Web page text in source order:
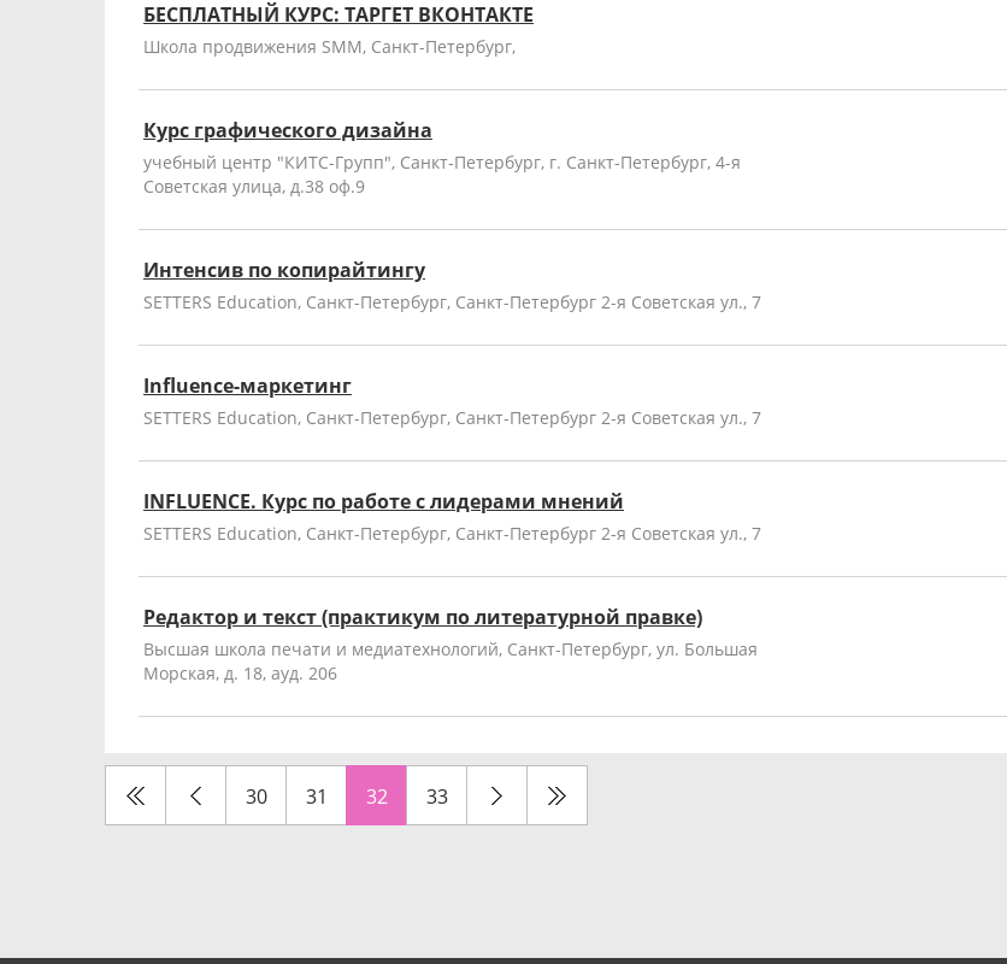
БЕСПЛАТНЫЙ КУРС: ТАРГЕТ ВКОНТАКТЕ
Школа продвижения SMM, Санкт-Петербург,
Курс графического дизайна
учебный центр "КИТС-Групп", Санкт-Петербург, г. Санкт-Петербург, 4-я
Советская улица, д.38 оф.9
Интенсив по копирайтингу
SETTERS Education, Санкт-Петербург, Санкт-Петербург 2-я Советская ул., 7
Influence-маркетинг
SETTERS Education, Санкт-Петербург, Санкт-Петербург 2-я Советская ул., 7
INFLUENCE. Курс по работе с лидерами мнений
SETTERS Education, Санкт-Петербург, Санкт-Петербург 2-я Советская ул., 7
Редактор и текст (практикум по литературной правке)
Высшая школа печати и медиатехнологий, Санкт-Петербург, ул. Большая
Морская, д. 18, ауд. 206
30 31 32 33